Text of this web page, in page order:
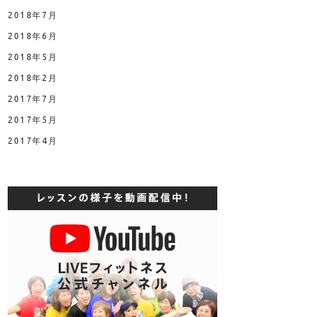
2018年7月
2018年6月
2018年5月
2018年2月
2017年7月
2017年5月
2017年4月